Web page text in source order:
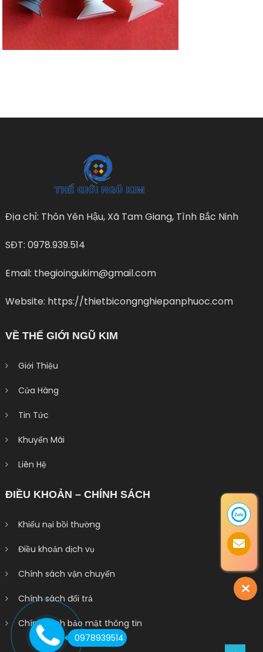
Địa chỉ: Thôn Yên Hậu, Xã Tam Giang, Tình Bắc Ninh
SĐT: 0978.939.514
Email: thegioingukim@gmail.com
Website: https://thietbicongnghiepanphuoc.com
VỀ THẾ GIỚI NGŨ KIM
Giới Thiệu
Cửa Hàng
Tin Tức
Khuyến Mãi
Liên Hệ
ĐIỀU KHOẢN – CHÍNH SÁCH
Khiếu nại bồi thường
Điều khoản dịch vụ
Chính sách vận chuyển
Chính sách đổi trả
Chính sách bảo mật thông tin
0978939514